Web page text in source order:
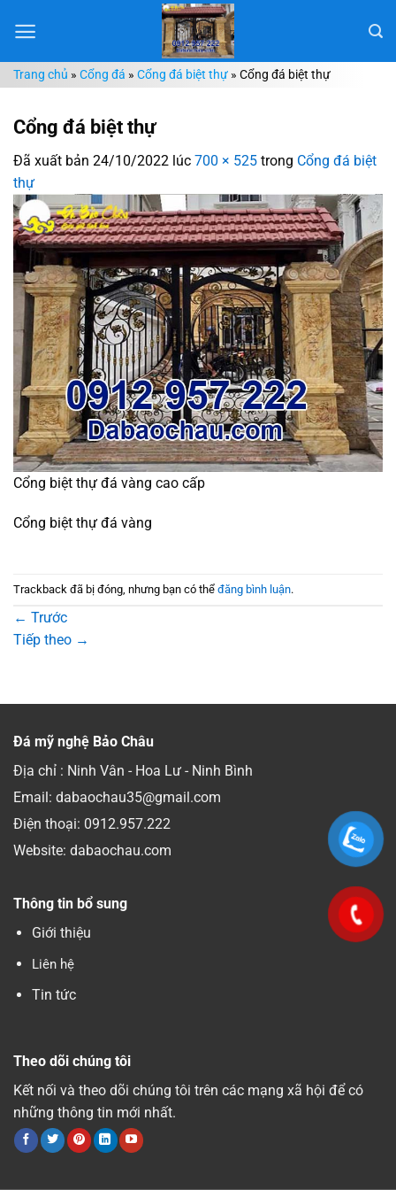
đến
dungTrang chủ » Cổng đá » Cổng đá biệt thự » Cổng đá biệt thự
Cổng đá biệt thự
Đã xuất bản 24/10/2022 lúc 700 × 525 trong Cổng đá biệt
thự
Cổng biệt thự đá vàng cao cấp
Cổng biệt thự đá vàng
Trackback đã bị đóng, nhưng bạn có thể đăng bình luận.
← Trước
Tiếp theo →
Đá mỹ nghệ Bảo Châu
Địa chỉ : Ninh Vân - Hoa Lư - Ninh Bình
Email: dabaochau35@gmail.com
Điện thoại: 0912.957.222
Website: dabaochau.com
Thông tin bổ sung
Giới thiệu
Liên hệ
Tin tức
Theo dõi chúng tôi
Kết nối và theo dõi chúng tôi trên các mạng xã hội để có
những thông tin mới nhất.